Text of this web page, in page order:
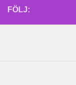
FÖLJ: